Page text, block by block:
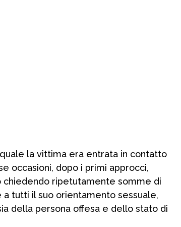
la vittima era entrata in contatto
occasioni, dopo i primi approcci,
chiedendo ripetutamente somme di
tutti il suo orientamento sessuale,
della persona offesa e dello stato di